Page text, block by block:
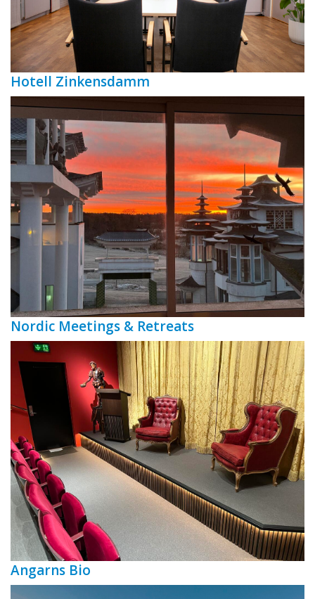
Hotell Zinkensdamm
Nordic Meetings & Retreats
Angarns Bio